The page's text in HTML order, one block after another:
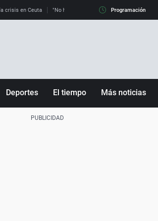
crisis en Ceuta "No hay mafias, que no nos engañen":
Programación
Deportes El tiempo Más noticias